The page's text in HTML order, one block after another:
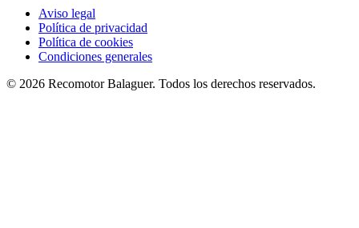
Aviso legal
Política de privacidad
Política de cookies
Condiciones generales
© 2026 RecomotorBalaguer. Todos los derechos reservados.